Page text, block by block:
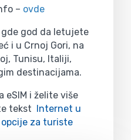
– ovde
god da letujete
i u Crnoj Gori, na
Tunisu, Italiji,
destinacijama.
eSIM i želite više
tekst Internet u
opcije za turiste